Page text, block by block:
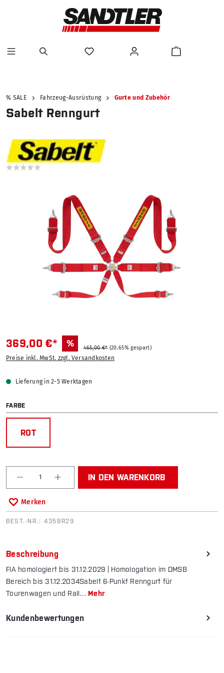
% SALE Fahrzeug-Ausrüstung Gurte und Zubehör
Sabelt Renngurt
Bildergalerie überspringen
369,00 €* % 465,00 €* (20.65% gespart)
Preise inkl. MwSt. zzgl. Versandkosten
Lieferung in 2-5 Werktagen
FARBEAUSWÄHLEN
ROT
Produkt Anzahl: Gib den gewünschten Wert ein
IN DEN WARENKORB
Merken
BEST.-NR.:4358R29
Beschreibung
FIA homologiert bis 31.12.2029 | Homologation im DMSB
Bereich bis 31.12.2034Sabelt 6-Punkt Renngurt für
Tourenwagen und Rall…Mehr
Kundenbewertungen